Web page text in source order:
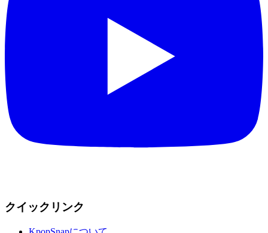
クイックリンク